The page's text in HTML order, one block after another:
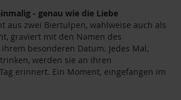
- genau wie die Liebe
aus zwei Biertulpen, wahlweise auch als
graviert mit den Namen des
besonderen Datum. Jedes Mal,
werden sie an ihren
erinnert. Ein Moment, eingefangen im